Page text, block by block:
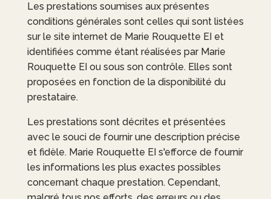
Les prestations soumises aux présentes
conditions générales sont celles qui sont listées
sur le site internet de Marie Rouquette EIet
identifiées comme étant réalisées par Marie
Rouquette EIou sous son contrôle. Elles sont
proposées en fonction de la disponibilité du
prestataire.
Les prestations sont décrites et présentées
avec le souci de fournir une description précise
et fidèle. Marie Rouquette EIs'efforce de fournir
les informations les plus exactes possibles
concernant chaque prestation. Cependant,